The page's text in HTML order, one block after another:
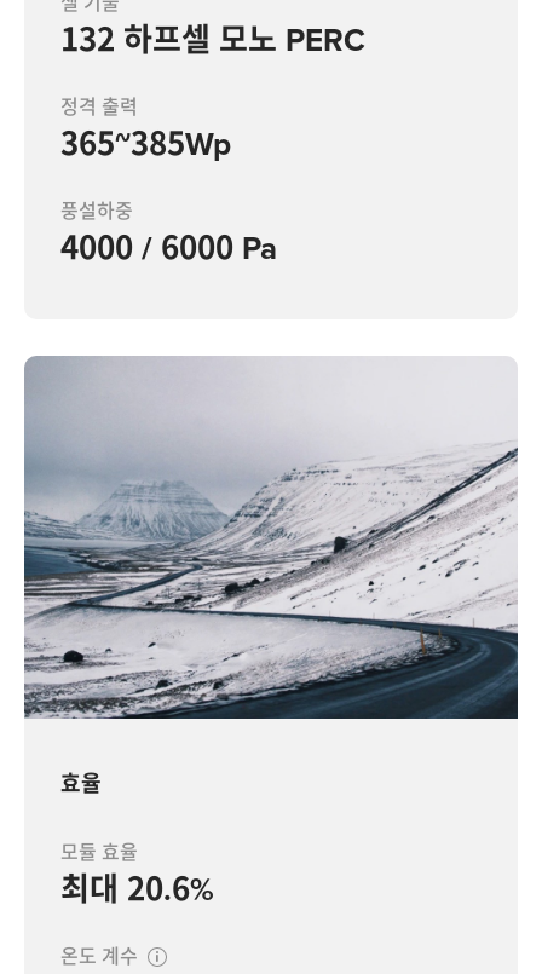
132 하프셀 모노 PERC
정격 출력
365~385Wp
풍설하중
4000 / 6000 Pa
효율
모듈 효율
최대 20.6%
온도 계수